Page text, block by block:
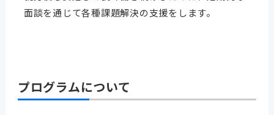
面談を通じて各種課題解決の支援をします。
プログラムについて